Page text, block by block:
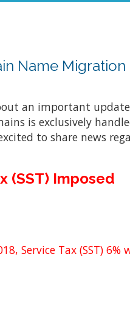
Name Migration
an important
is exclusively
excited to share news
(SST) Imposed
Service Tax (SST)